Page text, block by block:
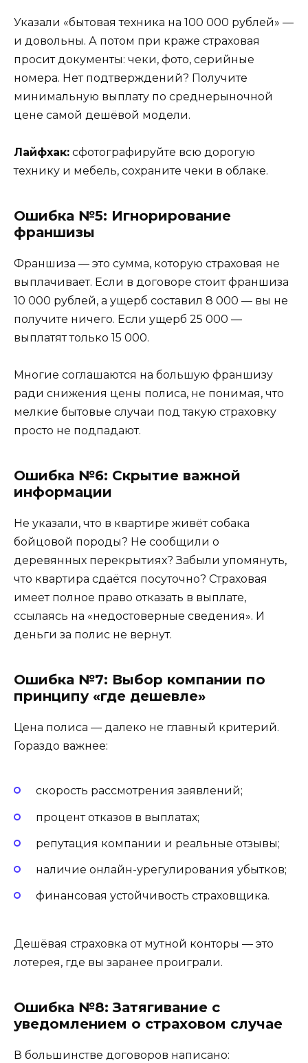
Указали «бытовая техника на 100 000 рублей» —
и довольны. А потом при краже страховая
просит документы: чеки, фото, серийные
номера. Нет подтверждений? Получите
минимальную выплату по среднерыночной
цене самой дешёвой модели.
Лайфхак: сфотографируйте всю дорогую
технику и мебель, сохраните чеки в облаке.
Ошибка №5: Игнорирование
франшизы
Франшиза — это сумма, которую страховая не
выплачивает. Если в договоре стоит франшиза
10 000 рублей, а ущерб составил 8 000 — вы не
получите ничего. Если ущерб 25 000 —
выплатят только 15 000.
Многие соглашаются на большую франшизу
ради снижения цены полиса, не понимая, что
мелкие бытовые случаи под такую страховку
просто не подпадают.
Ошибка №6: Скрытие важной
информации
Не указали, что в квартире живёт собака
бойцовой породы? Не сообщили о
деревянных перекрытиях? Забыли упомянуть,
что квартира сдаётся посуточно? Страховая
имеет полное право отказать в выплате,
ссылаясь на «недостоверные сведения». И
деньги за полис не вернут.
Ошибка №7: Выбор компании по
принципу «где дешевле»
Цена полиса — далеко не главный критерий.
Гораздо важнее:
скорость рассмотрения заявлений;
процент отказов в выплатах;
репутация компании и реальные отзывы;
наличие онлайн-урегулирования убытков;
финансовая устойчивость страховщика.
Дешёвая страховка от мутной конторы — это
лотерея, где вы заранее проиграли.
Ошибка №8: Затягивание с
уведомлением о страховом случае
В большинстве договоров написано: